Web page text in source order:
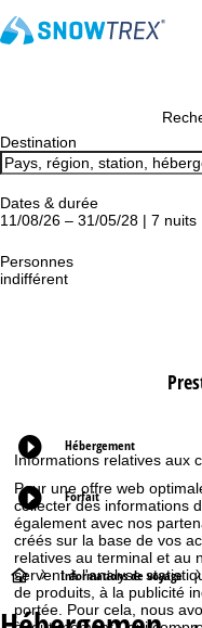
Informations relatives aux
Pour une offre web
collecter des informations
également avec nos
créés sur la base de vos
relatives au terminal et au
servent à l'analyse
de produits, à la publicité
portée. Pour cela, nous
Destination
Dates & durée
11/08/26 – 31/05/28 | 7 nuits
Personnes
indifférent
Hébergement
Forfait
P
a
Informations de voyage